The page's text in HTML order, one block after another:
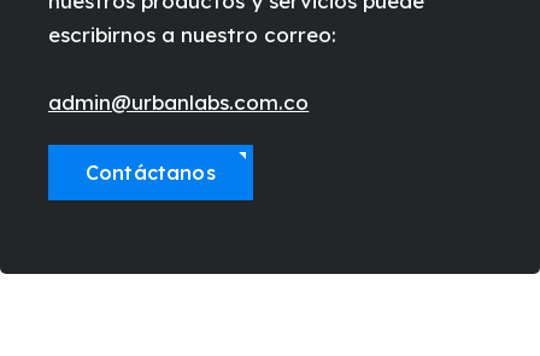
escribirnos a nuestro correo:
admin@urbanlabs.com.co
Contáctanos